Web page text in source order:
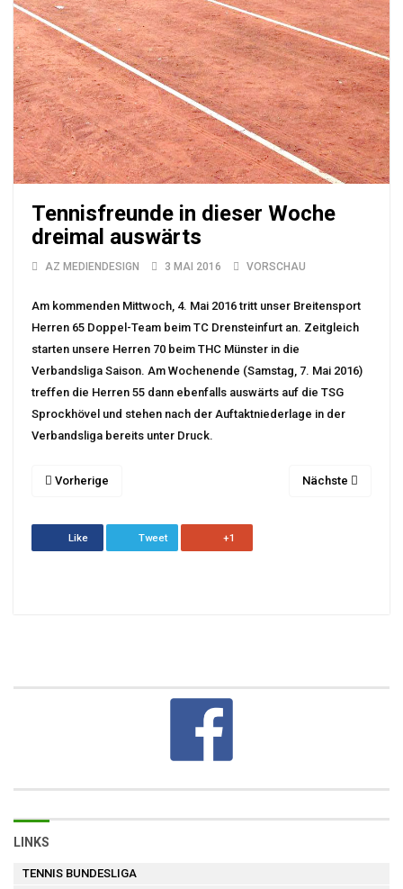
Tennisfreunde in dieser Woche
dreimal auswärts
AZ MEDIENDESIGN 3 MAI 2016 VORSCHAU
Am kommenden Mittwoch, 4. Mai 2016 tritt unser Breitensport
Herren 65 Doppel-Team beim TC Drensteinfurt an. Zeitgleich
starten unsere Herren 70 beim THC Münster in die
Verbandsliga Saison. Am Wochenende (Samstag, 7. Mai 2016)
treffen die Herren 55 dann ebenfalls auswärts auf die TSG
Sprockhövel und stehen nach der Auftaktniederlage in der
Verbandsliga bereits unter Druck.
Vorherige Nächste
Like Tweet +1
LINKS
TENNIS BUNDESLIGA